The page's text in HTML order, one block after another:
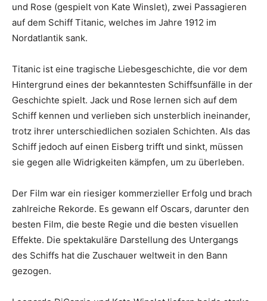
und Rose (gespielt von Kate Winslet), zwei Passagieren
auf dem Schiff Titanic, welches im Jahre 1912 im
Nordatlantik sank.
Titanic ist eine tragische Liebesgeschichte, die vor dem
Hintergrund eines der bekanntesten Schiffsunfälle in der
Geschichte spielt. Jack und Rose lernen sich auf dem
Schiff kennen und verlieben sich unsterblich ineinander,
trotz ihrer unterschiedlichen sozialen Schichten. Als das
Schiff jedoch auf einen Eisberg trifft und sinkt, müssen
sie gegen alle Widrigkeiten kämpfen, um zu überleben.
Der Film war ein riesiger kommerzieller Erfolg und brach
zahlreiche Rekorde. Es gewann elf Oscars, darunter den
besten Film, die beste Regie und die besten visuellen
Effekte. Die spektakuläre Darstellung des Untergangs
des Schiffs hat die Zuschauer weltweit in den Bann
gezogen.